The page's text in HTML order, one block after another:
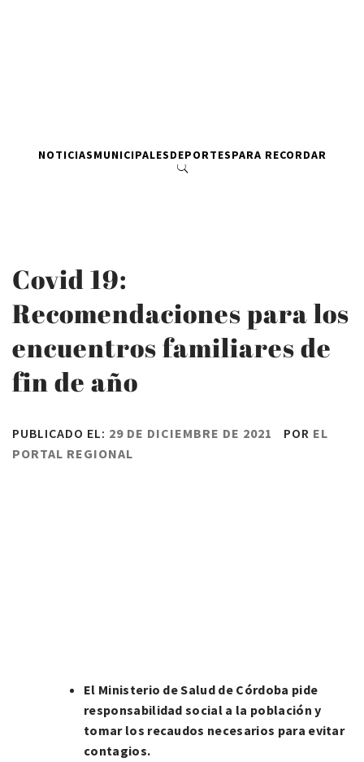
NOTICIASMUNICIPALESDEPORTESPARA RECORDAR
Covid 19:
Recomendaciones para los
encuentros familiares de
fin de año
PUBLICADO EL: 29 DE DICIEMBRE DE 2021 POR EL
PORTAL REGIONAL
El Ministerio de Salud de Córdoba pide
responsabilidad social a la población y
tomar los recaudos necesarios para evitar
contagios.